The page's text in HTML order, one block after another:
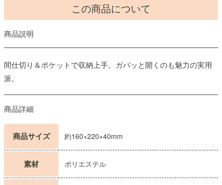
この商品について
商品説明
間仕切り＆ポケットで収納上手。ガバッと開くのも魅力の実用
派。
商品詳細
商品サイズ 約160×220×40mm
素材 ポリエステル